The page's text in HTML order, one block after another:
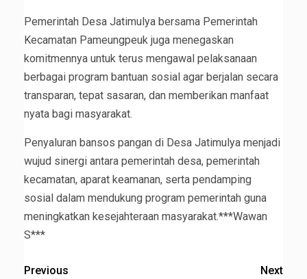
Pemerintah Desa Jatimulya bersama Pemerintah
Kecamatan Pameungpeuk juga menegaskan
komitmennya untuk terus mengawal pelaksanaan
berbagai program bantuan sosial agar berjalan secara
transparan, tepat sasaran, dan memberikan manfaat
nyata bagi masyarakat.
Penyaluran bansos pangan di Desa Jatimulya menjadi
wujud sinergi antara pemerintah desa, pemerintah
kecamatan, aparat keamanan, serta pendamping
sosial dalam mendukung program pemerintah guna
meningkatkan kesejahteraan masyarakat.***Wawan
S***
Previous
Next